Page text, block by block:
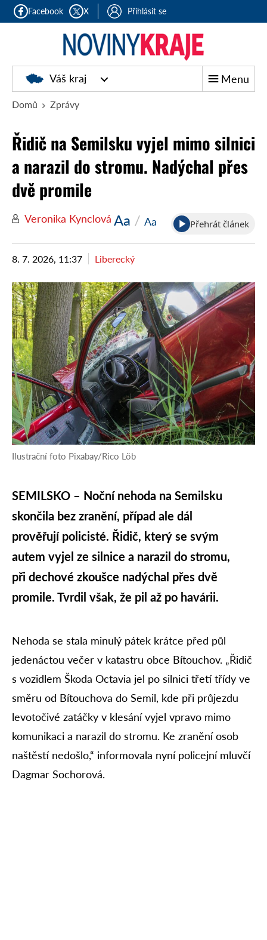
Facebook X Přihlásit se
Noviny
kraje
Váš kraj Menu
Domů Zprávy
Řidič na Semilsku vyjel mimo silnici
a narazil do stromu. Nadýchal přes
dvě promile
Veronika Kynclová Aa / Aa Přehrát článek
8. 7. 2026, 11:37 Liberecký
Ilustrační foto Pixabay/Rico Löb
SEMILSKO – Noční nehoda na Semilsku
skončila bez zranění, případ ale dál
prověřují policisté. Řidič, který se svým
autem vyjel ze silnice a narazil do stromu,
při dechové zkoušce nadýchal přes dvě
promile. Tvrdil však, že pil až po havárii.
Nehoda se stala minulý pátek krátce před půl
jedenáctou večer v katastru obce Bítouchov. „Řidič
s vozidlem Škoda Octavia jel po silnici třetí třídy ve
směru od Bítouchova do Semil, kde při průjezdu
levotočivé zatáčky v klesání vyjel vpravo mimo
komunikaci a narazil do stromu. Ke zranění osob
naštěstí nedošlo,“ informovala nyní policejní mluvčí
Dagmar Sochorová.